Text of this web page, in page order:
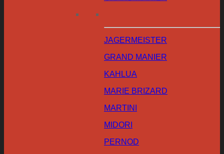
JAGERMEISTER
GRAND MANIER
KAHLUA
MARIE BRIZARD
MARTINI
MIDORI
PERNOD